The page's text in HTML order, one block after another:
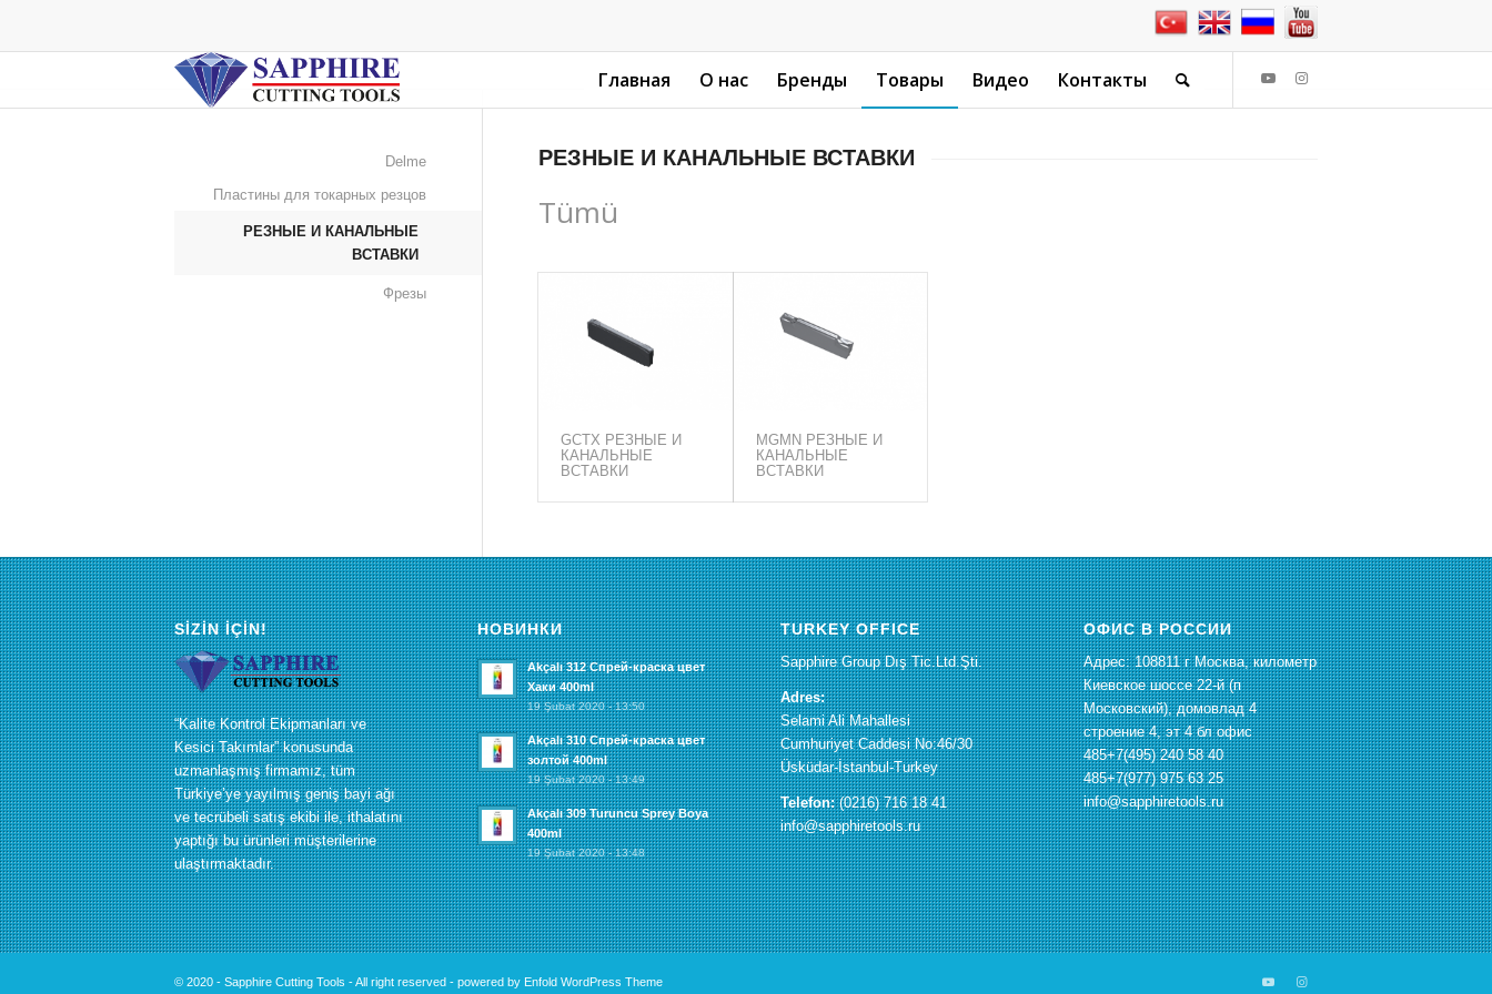
Главная О нас Бренды Товары Видео Контакты
РЕЗНЫЕ И КАНАЛЬНЫЕ ВСТАВКИ
Tümü
GCTX РЕЗНЫЕ И
КАНАЛЬНЫЕ
ВСТАВКИ
MGMN РЕЗНЫЕ И
КАНАЛЬНЫЕ
ВСТАВКИ
Delme
Пластины для токарных резцов
РЕЗНЫЕ И КАНАЛЬНЫЕ
ВСТАВКИ
Фрезы
SIZIN İÇIN!
“Kalite Kontrol Ekipmanları ve
Kesici Takımlar” konusunda
uzmanlaşmış firmamız, tüm
Türkiye’ye yayılmış geniş bayi ağı
ve tecrübeli satış ekibi ile, ithalatını
yaptığı bu ürünleri müşterilerine
ulaştırmaktadır.
НОВИНКИ
Akçalı 312 Спрей-краска цвет
Хаки 400ml
19 Şubat 2020 - 13:50
Akçalı 310 Спрей-краска цвет
золтой 400ml
19 Şubat 2020 - 13:49
Akçalı 309 Turuncu Sprey Boya
400ml
19 Şubat 2020 - 13:48
TURKEY OFFICE
Sapphire Group Dış Tic.Ltd.Şti.
Adres:
Selami Ali Mahallesi
Cumhuriyet Caddesi No:46/30
Üsküdar-İstanbul-Turkey
Telefon:(0216) 716 18 41
info@sapphiretools.ru
ОФИС В РОССИИ
Адрес: 108811 г Москва, километр
Киевское шоссе 22-й (п
Московский), домовлад 4
строение 4, эт 4 бл офис
485+7(495) 240 58 40
485+7(977) 975 63 25
info@sapphiretools.ru
© 2020 - Sapphire Cutting Tools - All right reserved - powered by Enfold WordPress Theme